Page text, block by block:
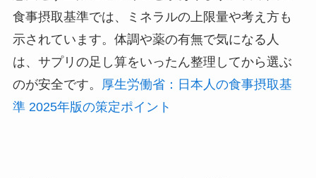
食事摂取基準では、ミネラルの上限量や考え方も
示されています。体調や薬の有無で気になる人
は、サプリの足し算をいったん整理してから選ぶ
のが安全です。
厚生労働省：日本人の食事摂取基
準 2025年版の策定ポイント